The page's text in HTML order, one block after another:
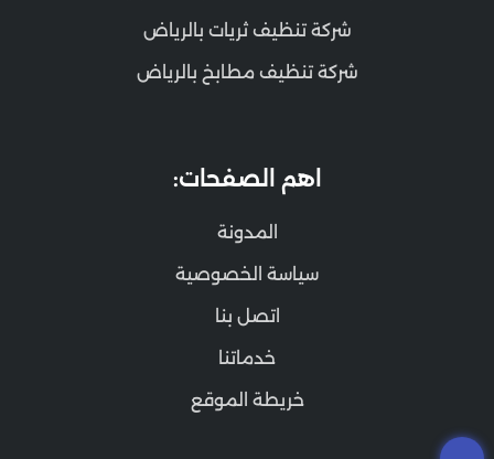
شركة تنظيف ثريات بالرياض
شركة تنظيف مطابخ بالرياض
اهم الصفحات:
المدونة
سياسة الخصوصية
اتصل بنا
خدماتنا
خريطة الموقع